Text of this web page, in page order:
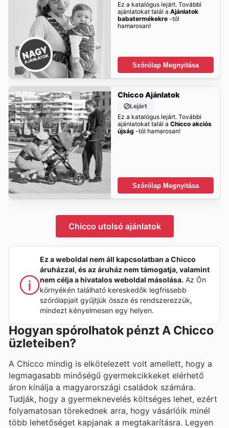
Ez a katalógus lejárt. További
ajánlatokat talál a Ajánlatok
babatermékekre-tól
hamarosan!
Szórólap Megnyitása
Chicco Ajánlatok
Lejárt
Ez a katalógus lejárt. További
ajánlatokat talál a Chicco akciós
újság -tól hamarosan!
Szórólap Megnyitása
Chicco utolsó ajánlatok
Ez a weboldal nem áll kapcsolatban a Chicco
áruházzal, és az áruház nem támogatja, valamint
nem célja a hivatalos weboldal másolása. Az Ön
környékén található kereskedők legfrissebb
szórólapjait gyűjtjük össze és rendszerezzük,
mindezt kényelmesen egy helyen.
Hogyan spórolhatok pénzt A Chicco
üzleteiben?
A Chicco mindig is elkötelezett volt amellett, hogy a
legmagasabb minőségű gyermekcikkeket elérhető
áron kínálja a magyarországi családok számára.
Tudják, hogy a gyermeknevelés költséges lehet, ezért
folyamatosan törekednek arra, hogy vásárlóik minél
több lehetőséget kapjanak a megtakarításra. Legyen